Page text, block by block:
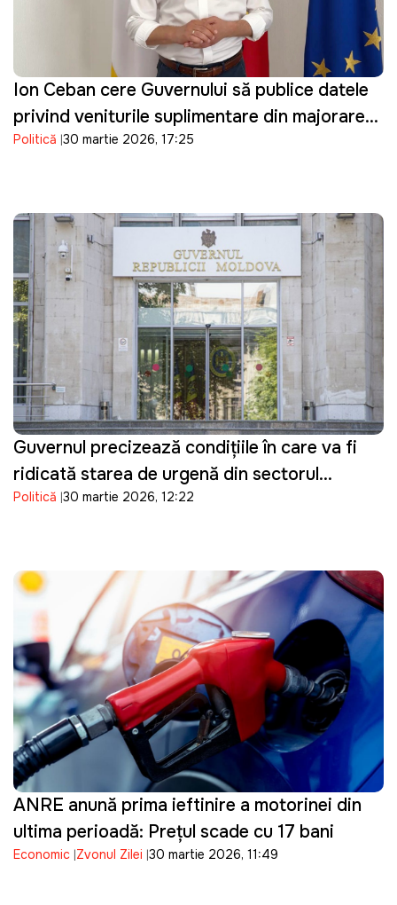
Ion Ceban cere Guvernului să publice datele
privind veniturile suplimentare din majorarea
prețurilor la carburanți
Politică 30 martie 2026, 17:25
Guvernul precizează condițiile în care va fi
ridicată starea de urgență din sectorul
energetic
Politică 30 martie 2026, 12:22
ANRE anunță prima ieftinire a motorinei din
ultima perioadă: Prețul scade cu 17 bani
Economic Zvonul Zilei 30 martie 2026, 11:49